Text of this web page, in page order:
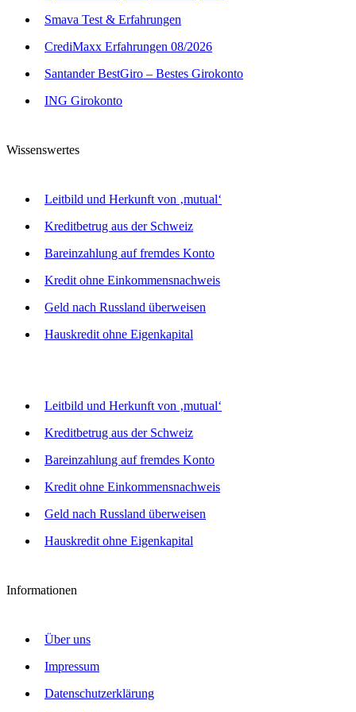
Smava Test & Erfahrungen
CrediMaxx Erfahrungen 08/2026
Santander BestGiro – Bestes Girokonto
ING Girokonto
Wissenswertes
Leitbild und Herkunft von ‚mutual‘
Kreditbetrug aus der Schweiz
Bareinzahlung auf fremdes Konto
Kredit ohne Einkommensnachweis
Geld nach Russland überweisen
Hauskredit ohne Eigenkapital
Leitbild und Herkunft von ‚mutual‘
Kreditbetrug aus der Schweiz
Bareinzahlung auf fremdes Konto
Kredit ohne Einkommensnachweis
Geld nach Russland überweisen
Hauskredit ohne Eigenkapital
Informationen
Über uns
Impressum
Datenschutzerklärung